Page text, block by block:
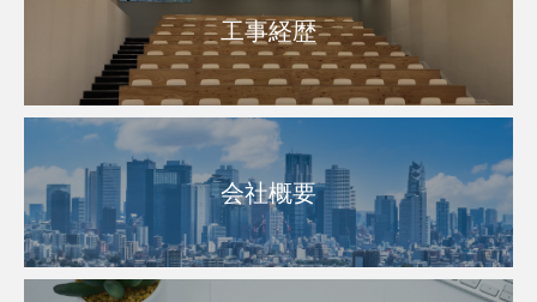
工事経歴
会社概要